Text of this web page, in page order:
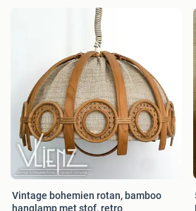
Vintage bohemien rotan, bamboo
hanglamp met stof, retro